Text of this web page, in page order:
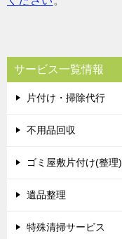
サービス一覧情報
片付け・掃除代行
不用品回収
ゴミ屋敷片付け(整理)
遺品整理
特殊清掃サービス